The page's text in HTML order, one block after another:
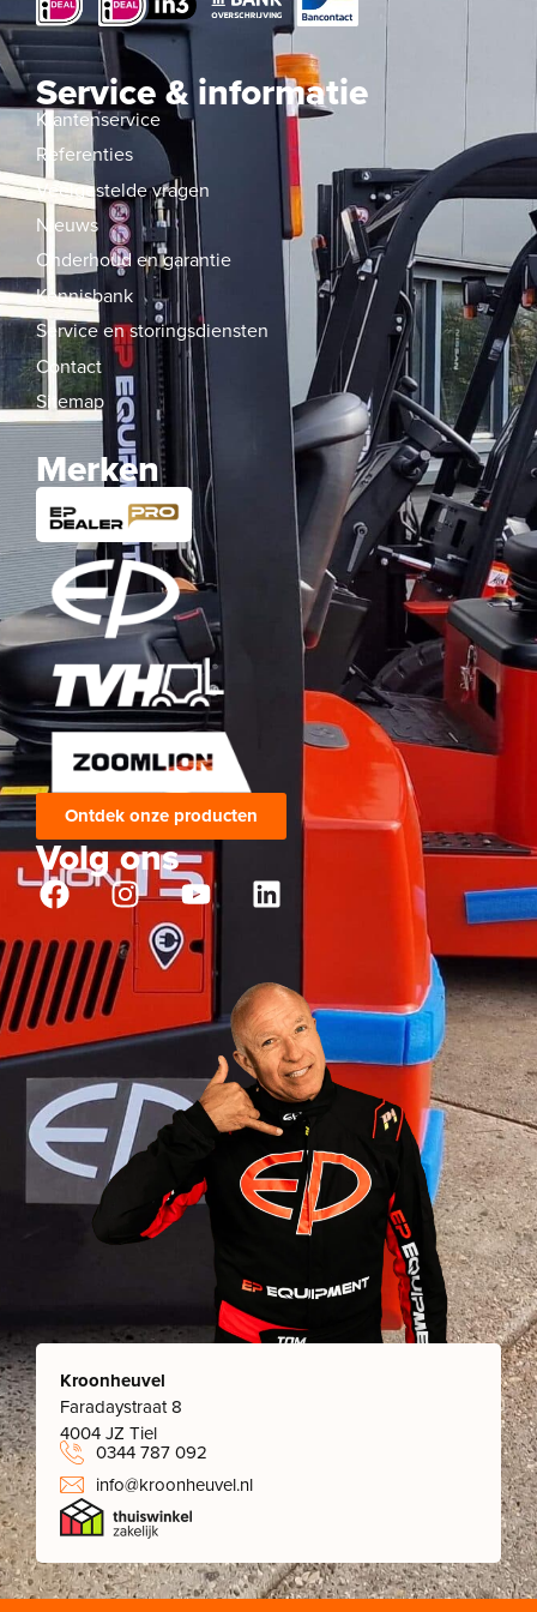
Service & informatie
Klantenservice
Referenties
Veelgestelde vragen
Nieuws
Onderhoud en garantie
Kennisbank
Service en storingsdiensten
Contact
Sitemap
Merken
Ontdek onze producten
Volg ons
Kroonheuvel
Faradaystraat 8
4004 JZ Tiel
0344 787 092
info@kroonheuvel.nl